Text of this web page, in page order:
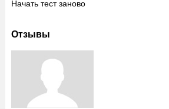
Начать тест заново
Отзывы